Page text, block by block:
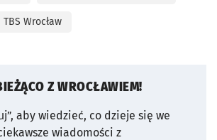
TBS Wrocław
Z WROCŁAWIEM!
aby wiedzieć, co dzieje się we
wiadomości z